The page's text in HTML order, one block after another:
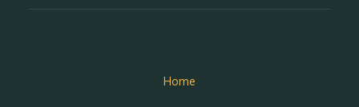
Home